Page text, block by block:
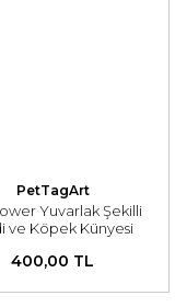
PetTagArt
Yuvarlak Şekilli
ve Köpek Künyesi
400,00 TL